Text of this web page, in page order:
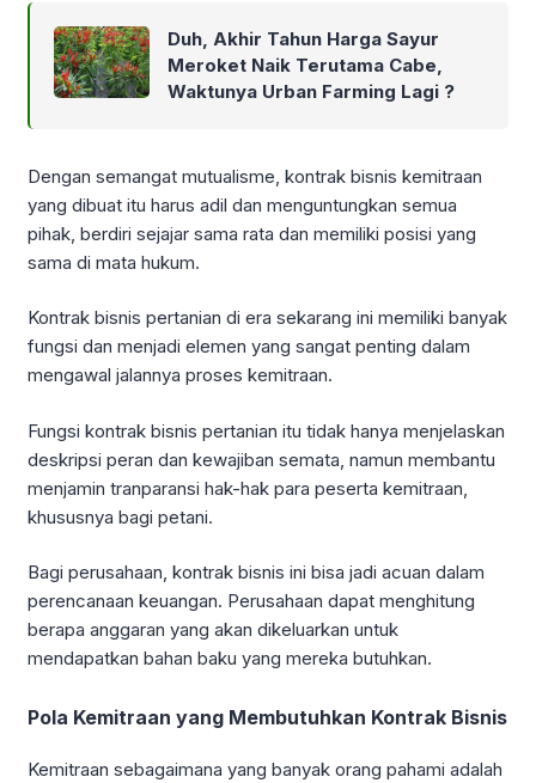
Duh, Akhir Tahun Harga Sayur
Meroket Naik Terutama Cabe,
Waktunya Urban Farming Lagi ?
Dengan semangat mutualisme, kontrak bisnis kemitraan
yang dibuat itu harus adil dan menguntungkan semua
pihak, berdiri sejajar sama rata dan memiliki posisi yang
sama di mata hukum.
Kontrak bisnis pertanian di era sekarang ini memiliki banyak
fungsi dan menjadi elemen yang sangat penting dalam
mengawal jalannya proses kemitraan.
Fungsi kontrak bisnis pertanian itu tidak hanya menjelaskan
deskripsi peran dan kewajiban semata, namun membantu
menjamin tranparansi hak-hak para peserta kemitraan,
khususnya bagi petani.
Bagi perusahaan, kontrak bisnis ini bisa jadi acuan dalam
perencanaan keuangan. Perusahaan dapat menghitung
berapa anggaran yang akan dikeluarkan untuk
mendapatkan bahan baku yang mereka butuhkan.
Pola Kemitraan yang Membutuhkan Kontrak Bisnis
Kemitraan sebagaimana yang banyak orang pahami adalah